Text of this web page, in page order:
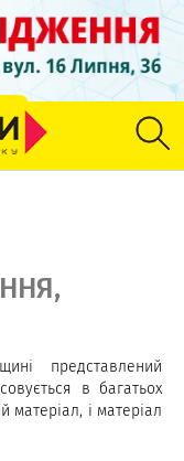
представлений
в багатьох
матеріал, і матеріал
для виробництва